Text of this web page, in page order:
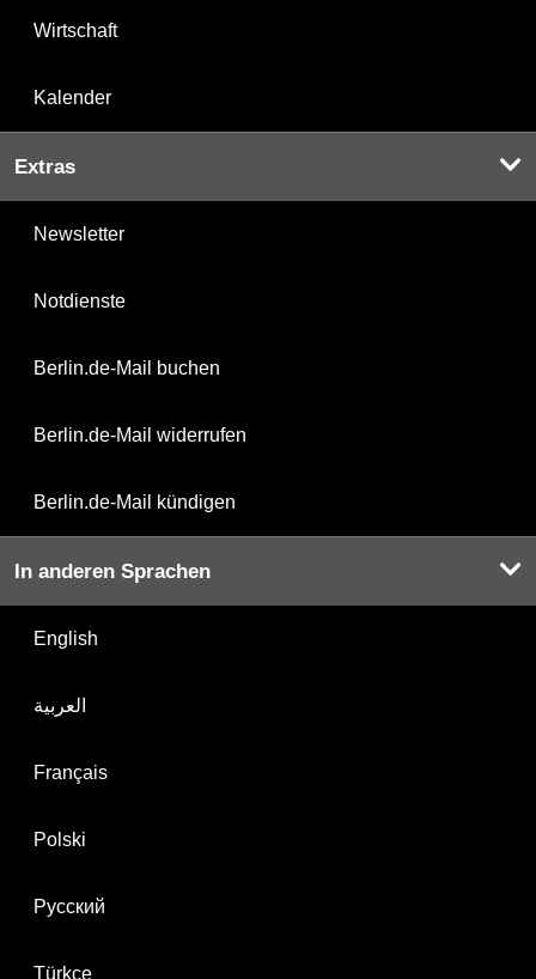
Wirtschaft
Kalender
Extras
Newsletter
Notdienste
Berlin.de-Mail buchen
Berlin.de-Mail widerrufen
Berlin.de-Mail kündigen
In anderen Sprachen
English
العربية
Français
Polski
Русский
Türkçe